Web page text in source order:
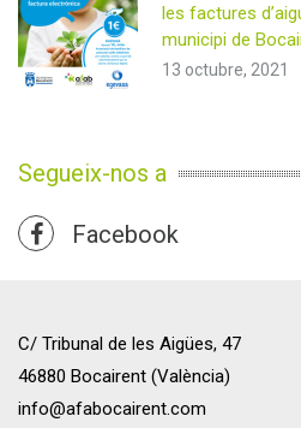
les factures
municipi de
13 octubre, 2021
Segueix-nos a
Facebook
C/ Tribunal de les Aigües, 47
46880 Bocairent (València)
info@afabocairent.com